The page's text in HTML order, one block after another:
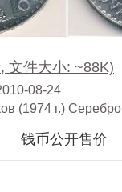
文件大小: ~88K)
08-24
(1974 г.) Серебро